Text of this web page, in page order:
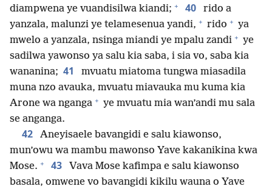
diampwena ye vuandisilwa kiandi; + 40
rido a
yanzala, malunzi ye telamesenua yandi, + rido + ya
mwelo a yanzala, nsinga miandi ye mpalu zandi + ye
sadilwa yawonso ya salu kia saba, i sia vo, saba kia
wananina; 41
mvuatu miatoma tungwa miasadila
muna nzo avauka, mvuatu miavauka mu kuma kia
Arone wa nganga + ye mvuatu mia wan’andi mu sala
se anganga.
42
Aneyisaele bavangidi e salu kiawonso,
mun’owu wa mambu mawonso Yave kakanikina kwa
Mose. + 43
Vava Mose kafimpa e salu kiawonso
basala, omwene vo bavangidi kikilu wauna o Yave